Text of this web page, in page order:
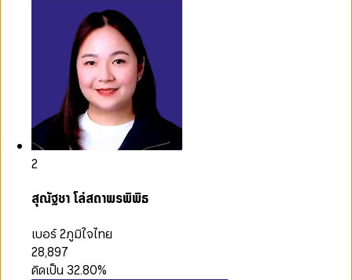
2
สุณัฐชา โล่สถาพรพิพิธ
เบอร์ 2ภูมิใจไทย
28,897
คิดเป็น 32.80%